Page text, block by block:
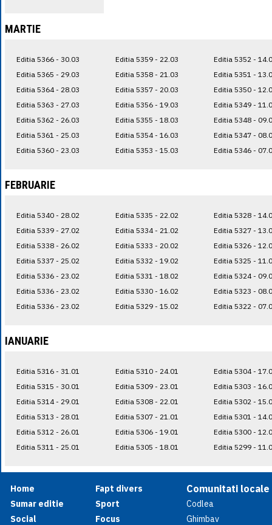
MARTIE
Editia 5366 - 30.03
Editia 5365 - 29.03
Editia 5364 - 28.03
Editia 5363 - 27.03
Editia 5362 - 26.03
Editia 5361 - 25.03
Editia 5360 - 23.03
Editia 5359 - 22.03
Editia 5358 - 21.03
Editia 5357 - 20.03
Editia 5356 - 19.03
Editia 5355 - 18.03
Editia 5354 - 16.03
Editia 5353 - 15.03
Editia 5352 -
Editia 5351 -
Editia 5350 -
Editia 5349 -
Editia 5348 -
Editia 5347 -
Editia 5346 -
FEBRUARIE
Editia 5340 - 28.02
Editia 5339 - 27.02
Editia 5338 - 26.02
Editia 5337 - 25.02
Editia 5336 - 23.02
Editia 5336 - 23.02
Editia 5336 - 23.02
Editia 5335 - 22.02
Editia 5334 - 21.02
Editia 5333 - 20.02
Editia 5332 - 19.02
Editia 5331 - 18.02
Editia 5330 - 16.02
Editia 5329 - 15.02
Editia 5328 -
Editia 5327 -
Editia 5326 -
Editia 5325 -
Editia 5324 -
Editia 5323 -
Editia 5322 -
IANUARIE
Editia 5316 - 31.01
Editia 5315 - 30.01
Editia 5314 - 29.01
Editia 5313 - 28.01
Editia 5312 - 26.01
Editia 5311 - 25.01
Editia 5310 - 24.01
Editia 5309 - 23.01
Editia 5308 - 22.01
Editia 5307 - 21.01
Editia 5306 - 19.01
Editia 5305 - 18.01
Editia 5304 -
Editia 5303 -
Editia 5302 -
Editia 5301 -
Editia 5300 -
Editia 5299 -
Home
Sumar editie
Social
Fapt divers
Sport
Focus
Comunitati locale
Codlea
Ghimbav